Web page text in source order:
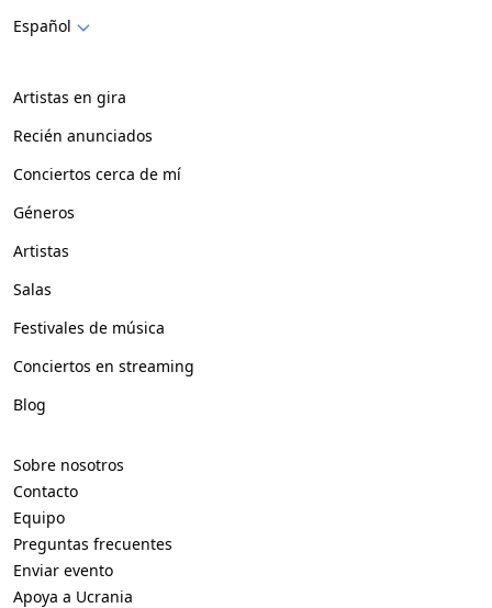
Español
Artistas en gira
Recién anunciados
Conciertos cerca de mí
Géneros
Artistas
Salas
Festivales de música
Conciertos en streaming
Blog
Sobre nosotros
Contacto
Equipo
Preguntas frecuentes
Enviar evento
Apoya a Ucrania